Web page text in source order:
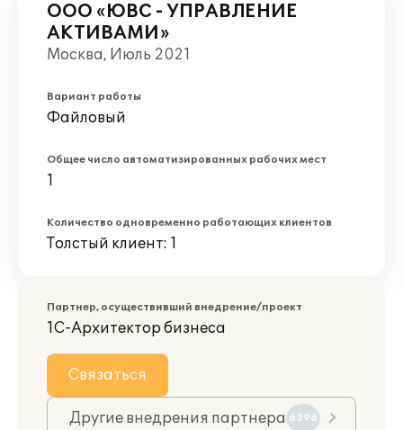
ООО «ЮВС - УПРАВЛЕНИЕ
АКТИВАМИ»
Москва, Июль 2021
Вариант работы
Файловый
Общее число автоматизированных рабочих мест
1
Количество одновременно работающих клиентов
Толстый клиент: 1
Партнер, осуществивший внедрение/проект
1С-Архитектор бизнеса
Связаться
Другие внедрения партнера 6396